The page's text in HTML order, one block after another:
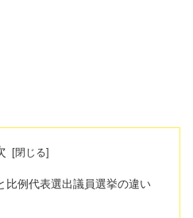
比例代表選出議員選挙の違い